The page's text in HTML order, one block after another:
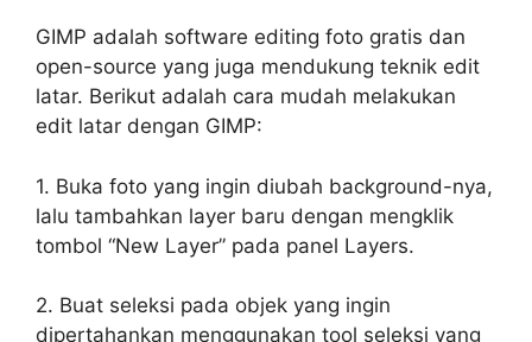
GIMP adalah software editing foto gratis dan
open-source yang juga mendukung teknik edit
latar. Berikut adalah cara mudah melakukan
edit latar dengan GIMP:
1. Buka foto yang ingin diubah background-nya,
lalu tambahkan layer baru dengan mengklik
tombol “New Layer” pada panel Layers.
2. Buat seleksi pada objek yang ingin
dipertahankan menggunakan tool seleksi yang